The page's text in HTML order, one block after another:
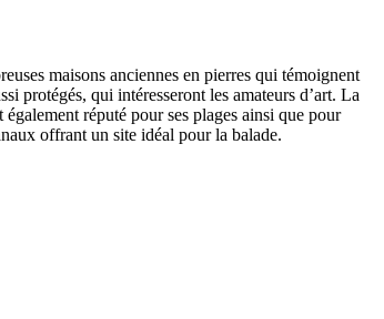
maisons anciennes en pierres qui témoignent
protégés, qui intéresseront les amateurs d’art. La
réputé pour ses plages ainsi que pour
offrant un site idéal pour la balade.